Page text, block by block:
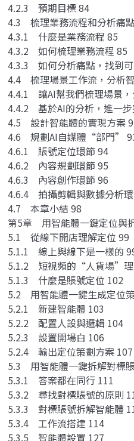
4.2.3 預期目標 84
4.3 梳理業務流程和分析痛
4.3.1 什麼是業務流程 85
4.3.2 如何梳理業務流程 85
4.3.3 如何分析痛點，找到
4.4 梳理場景工作流，分析
4.4.1 讓AI幫我們梳理場景
4.4.2 基於AI的分析，進一步
4.5 設計智能體的實現方案
4.6 規劃AI自媒體“部門”
4.6.1 賬號定位環節 94
4.6.2 內容規劃環節 95
4.6.3 內容創作環節 96
4.6.4 拍攝剪輯與數據分析
4.7 本章小結 98
第5章 用智能體一鍵定位與
5.1 從線下開店理解定位 99
5.1.1 線上與線下是一樣的
5.1.2 短視頻的“人貨場”理
5.1.3 什麼是賬號定位 102
5.2 用智能體一鍵生成定位
5.2.1 新建智能體 103
5.2.2 配置人設與邏輯 104
5.2.3 設置開場白 106
5.2.4 輸出定位策劃方案 107
5.3 用智能體一鍵拆解對標
5.3.1 答案都在同行 111
5.3.2 尋找對標賬號的原則
5.3.3 對標賬號拆解智能體
5.3.4 工作流搭建 114
5.3.5 智能體設置 127